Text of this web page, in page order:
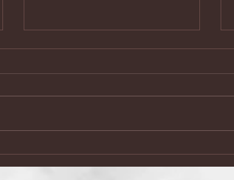
日本会議兵庫 阪神北支部 令
和８年度年次総会・特別講演